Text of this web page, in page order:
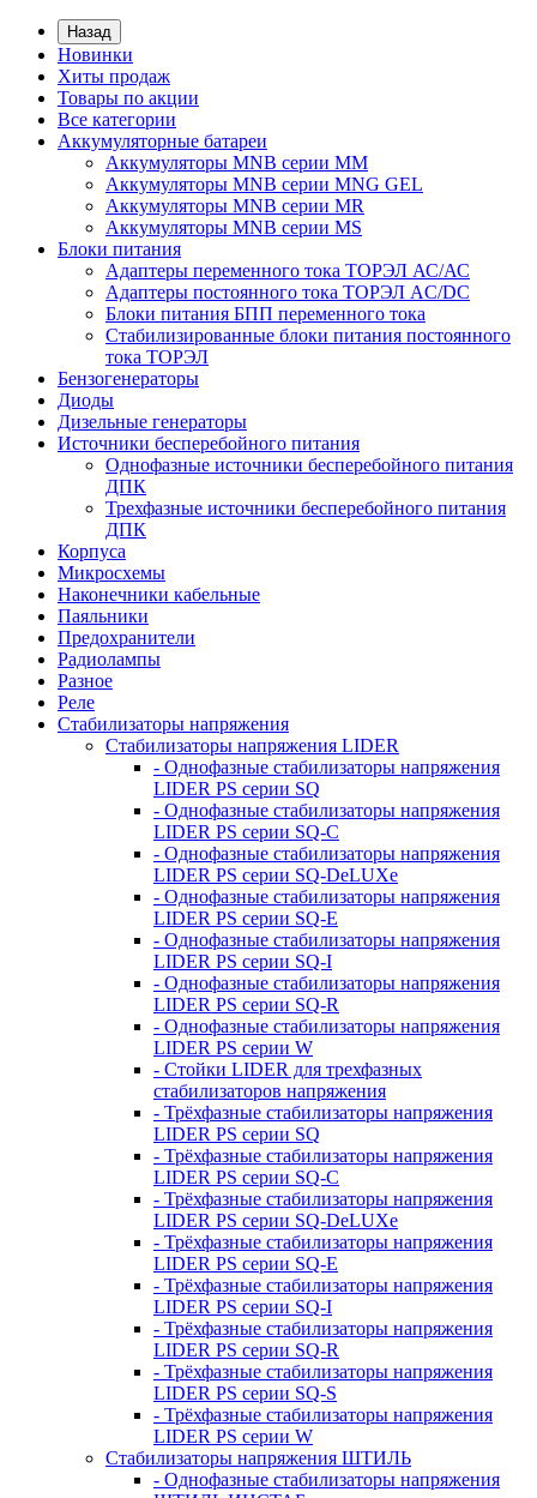
Назад
Новинки
Хиты продаж
Товары по акции
Все категории
Аккумуляторные батареи
Аккумуляторы MNB серии MM
Аккумуляторы MNB серии MNG GEL
Аккумуляторы MNB серии MR
Аккумуляторы MNB серии MS
Блоки питания
Адаптеры переменного тока ТОРЭЛ АС/АС
Адаптеры постоянного тока ТОРЭЛ AC/DC
Блоки питания БПП переменного тока
Стабилизированные блоки питания постоянного
тока ТОРЭЛ
Бензогенераторы
Диоды
Дизельные генераторы
Источники бесперебойного питания
Однофазные источники бесперебойного питания
ДПК
Трехфазные источники бесперебойного питания
ДПК
Корпуса
Микросхемы
Наконечники кабельные
Паяльники
Предохранители
Радиолампы
Разное
Реле
Стабилизаторы напряжения
Стабилизаторы напряжения LIDER
- Однофазные стабилизаторы напряжения
LIDER PS серии SQ
- Однофазные стабилизаторы напряжения
LIDER PS серии SQ-C
- Однофазные стабилизаторы напряжения
LIDER PS серии SQ-DeLUXe
- Однофазные стабилизаторы напряжения
LIDER PS серии SQ-E
- Однофазные стабилизаторы напряжения
LIDER PS серии SQ-I
- Однофазные стабилизаторы напряжения
LIDER PS серии SQ-R
- Однофазные стабилизаторы напряжения
LIDER PS серии W
- Стойки LIDER для трехфазных
стабилизаторов напряжения
- Трёхфазные стабилизаторы напряжения
LIDER PS серии SQ
- Трёхфазные стабилизаторы напряжения
LIDER PS серии SQ-C
- Трёхфазные стабилизаторы напряжения
LIDER PS серии SQ-DeLUXe
- Трёхфазные стабилизаторы напряжения
LIDER PS серии SQ-E
- Трёхфазные стабилизаторы напряжения
LIDER PS серии SQ-I
- Трёхфазные стабилизаторы напряжения
LIDER PS серии SQ-R
- Трёхфазные стабилизаторы напряжения
LIDER PS серии SQ-S
- Трёхфазные стабилизаторы напряжения
LIDER PS серии W
Стабилизаторы напряжения ШТИЛЬ
- Однофазные стабилизаторы напряжения